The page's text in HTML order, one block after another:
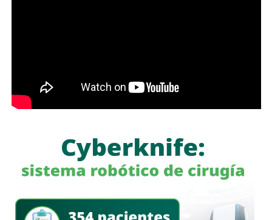
Su relación con Martínez no se limita a Empresas ICA
pues desde octubre de 2024 (justo unos días antes del
cambio en la presidencia) el oriundo de Monterrey
comprado, además, acciones de la propia Televisa.
de cuidados no beneficia únicamente a su organización,
sino a
todas las personas que realizan labores de
cuidadoen el estado,incluidas madres, hijas
familiares con enfermedades o discapacidad.